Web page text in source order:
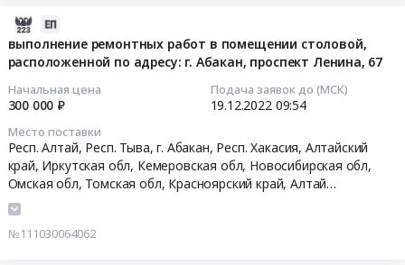
выполнение ремонтных работ в помещении столовой,
расположенной по адресу: г. Абакан, проспект Ленина, 67
Начальная цена
300 000 ₽
Подача заявок до (МСК)
19.12.2022 09:54
Место поставки
Респ. Алтай, Респ. Тыва, г. Абакан, Респ. Хакасия, Алтайский
край, Иркутская обл, Кемеровская обл, Новосибирская обл,
Омская обл, Томская обл, Красноярский край,Алтай
республика
край
Новосибирская область
№111030064062